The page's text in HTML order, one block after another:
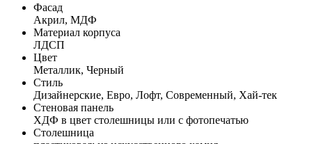
Фасад
Акрил, МДФ
Материал корпуса
ЛДСП
Цвет
Металлик, Черный
Стиль
Дизайнерские, Евро, Лофт, Современный, Хай-тек
Стеновая панель
ХДФ в цвет столешницы или с фотопечатью
Столешница